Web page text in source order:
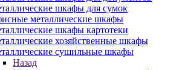
шкафы для сумок
металлические шкафы
шкафы картотеки
хозяйственные шкафы
сушильные шкафы
Назад